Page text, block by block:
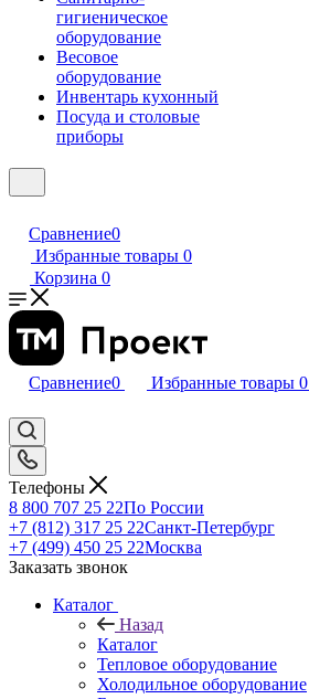
гигиеническое
оборудование
Весовое
оборудование
Инвентарь кухонный
Посуда и столовые
приборы
Сравнение0
Избранные товары 0
Корзина 0
Сравнение0 Избранные товары 0
Телефоны
8 800 707 25 22По России
+7 (812) 317 25 22Санкт-Петербург
+7 (499) 450 25 22Москва
Заказать звонок
Каталог
Назад
Каталог
Тепловое оборудование
Холодильное оборудование